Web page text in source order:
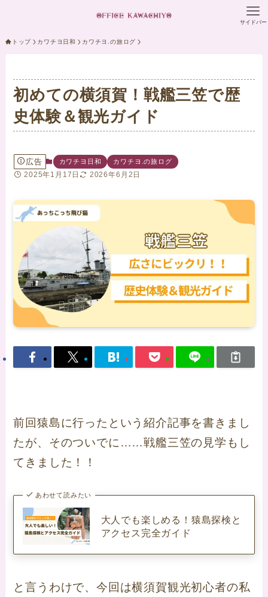
サイドバー
トップ カワチヨ日和 カワチヨ.の旅ログ
初めての横須賀！戦艦三笠で歴
史体験＆観光ガイド
広告 カワチヨ日和 カワチヨ.の旅ログ
2025年1月17日 2026年6月2日
前回猿島に行ったという紹介記事を書きまし
たが、そのついでに……戦艦三笠の見学もし
てきました！！
あわせて読みたい
大人でも楽しめる！猿島探検と
アクセス完全ガイド
と言うわけで、今回は横須賀観光初心者の私